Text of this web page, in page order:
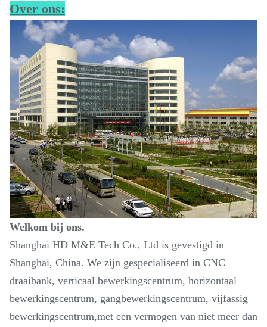
Over ons:
Welkom bij ons.
Shanghai HD M&E Tech Co., Ltd is gevestigd in
Shanghai, China. We zijn gespecialiseerd in CNC
draaibank, verticaal bewerkingscentrum, horizontaal
bewerkingscentrum, gangbewerkingscentrum, vijfassig
bewerkingscentrum,met een vermogen van niet meer dan